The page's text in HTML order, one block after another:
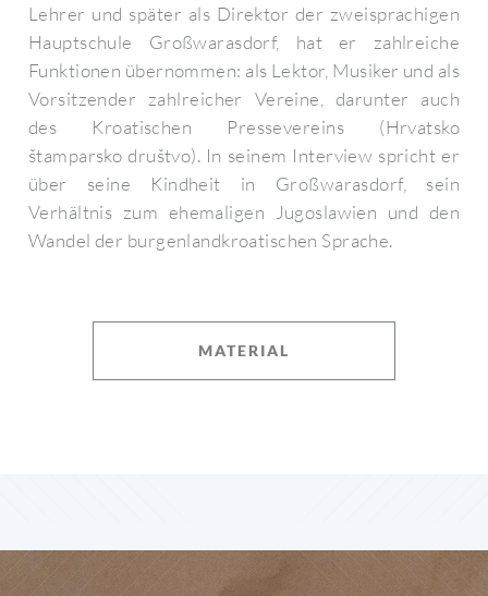
Lehrer und später als Direktor der zweisprachigen
Hauptschule Großwarasdorf, hat er zahlreiche
Funktionen übernommen: als Lektor, Musiker und als
Vorsitzender zahlreicher Vereine, darunter auch
des Kroatischen Pressevereins (Hrvatsko
štamparsko društvo). In seinem Interview spricht er
über seine Kindheit in Großwarasdorf, sein
Verhältnis zum ehemaligen Jugoslawien und den
Wandel der burgenlandkroatischen Sprache.
MATERIAL